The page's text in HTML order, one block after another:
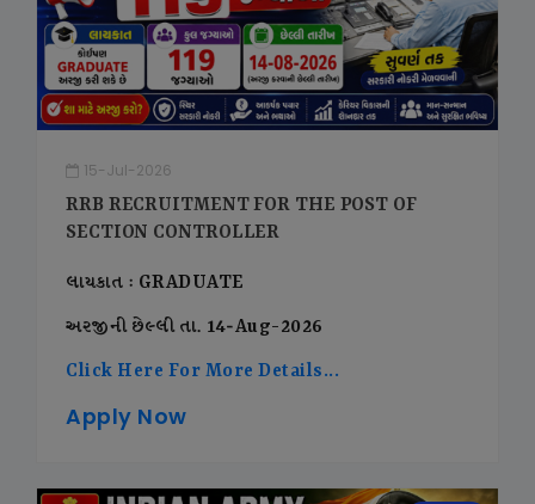
15-Jul-2026
RRB RECRUITMENT FOR THE POST OF
SECTION CONTROLLER
લાયકાત : GRADUATE
અરજીની છેલ્લી તા. 14-Aug-2026
Click Here For More Details...
Apply Now